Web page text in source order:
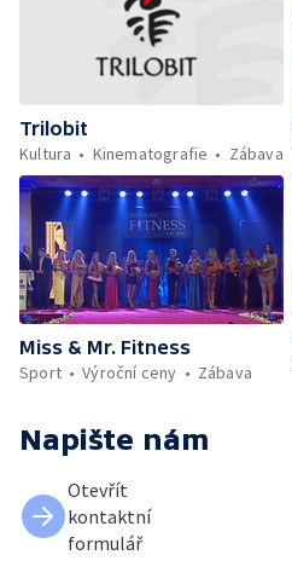
Trilobit
Kultura
Kinematografie Zábava
Miss & Mr. Fitness
Sport
Výroční ceny Zábava
Napište nám
Otevřít
kontaktní
formulář